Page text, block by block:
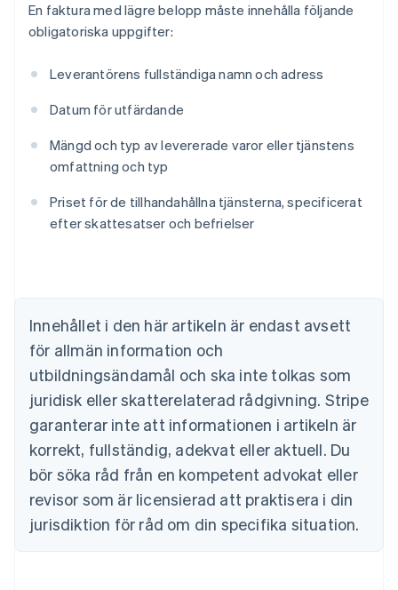
En faktura med lägre belopp måste innehålla följande
obligatoriska uppgifter:
Leverantörens fullständiga namn och adress
Datum för utfärdande
Mängd och typ av levererade varor eller tjänstens
omfattning och typ
Priset för de tillhandahållna tjänsterna, specificerat
efter skattesatser och befrielser
Innehållet i den här artikeln är endast avsett
för allmän information och
utbildningsändamål och ska inte tolkas som
juridisk eller skatterelaterad rådgivning. Stripe
garanterar inte att informationen i artikeln är
korrekt, fullständig, adekvat eller aktuell. Du
bör söka råd från en kompetent advokat eller
revisor som är licensierad att praktisera i din
jurisdiktion för råd om din specifika situation.
English
Belgien
Bulgarien
Cypern
English
English
Estland
English
Fastlandskina
简体中文English
Finland
Frankrike
FrançaisEnglish